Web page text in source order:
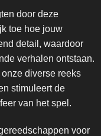
door deze
toe hoe jouw
detail, waardoor
verhalen ontstaan.
diverse reeks
stimuleert de
van het spel.
voor